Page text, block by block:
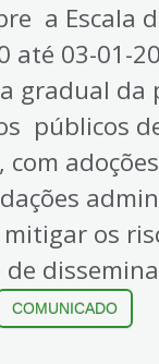
a Escala
até 03-01-
gradual da
públicos
com
os
COMUNICADO